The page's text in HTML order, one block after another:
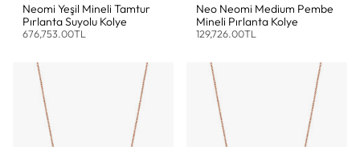
Neomi Yeşil Mineli Tamtur
Pırlanta Suyolu Kolye
676,753.00TL
Neo Neomi Medium Pembe
Mineli Pırlanta Kolye
129,726.00TL